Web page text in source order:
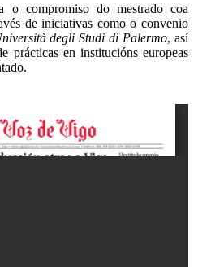
o compromiso do mestrado coa
de iniciativas como o convenio
degli Studi di Palermo, así
prácticas en institucións europeas